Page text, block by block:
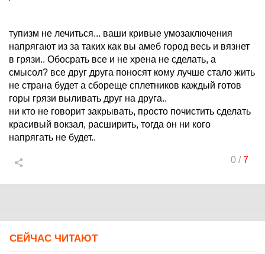
тупизм не лечиться... ваши кривые умозаключения
напрягают из за таких как вы амеб город весь и вязнет
в грязи.. Обосрать все и не хрена не сделать, а
смысол? все друг друга поносят кому лучше стало жить
не страна будет а сбореще сплетников каждый готов
горы грязи выливать друг на друга..
ни кто не говорит закрывать, просто почистить сделать
красивый вокзал, расширить, тогда он ни кого
напрягать не будет..
0/7
СЕЙЧАС ЧИТАЮТ